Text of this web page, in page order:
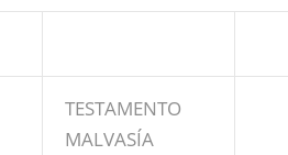
TESTAMENTO
MALVASÍA